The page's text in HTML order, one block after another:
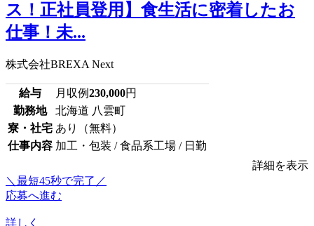
ス！正社員登用】食生活に密着したお
仕事！未...
株式会社BREXA Next
給与 月収例230,000円
勤務地
北海道 八雲町
寮・社宅 あり（無料）
仕事内容 加工・包装 / 食品系工場 / 日勤
詳細を表示
＼最短45秒で完了／
応募へ進む
詳しく